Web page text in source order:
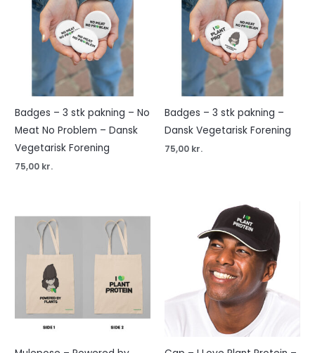
Badges – 3 stk pakning – No
Meat No Problem – Dansk
Vegetarisk Forening
75,00 kr.
Badges – 3 stk pakning –
Dansk Vegetarisk Forening
75,00 kr.